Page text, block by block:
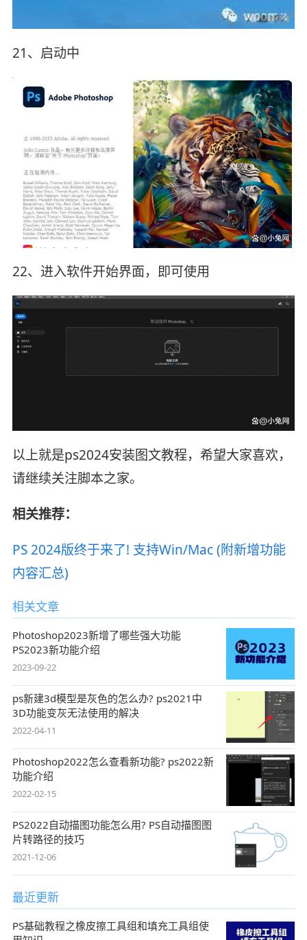
21、启动中
22、进入软件开始界面，即可使用
以上就是ps2024安装图文教程，希望大家喜欢，
请继续关注脚本之家。
相关推荐：
PS 2024版终于来了! 支持Win/Mac (附新增功能
内容汇总)
相关文章
Photoshop2023新增了哪些强大功能
PS2023新功能介绍
2023-09-22
ps新建3d模型是灰色的怎么办? ps2021中
3D功能变灰无法使用的解决
2022-04-11
Photoshop2022怎么查看新功能? ps2022新
功能介绍
2022-02-15
PS2022自动描图功能怎么用? PS自动描图图
片转路径的技巧
2021-12-06
最近更新
PS基础教程之橡皮擦工具组和填充工具组使